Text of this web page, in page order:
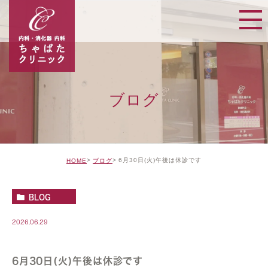
ブログ
HOME ブログ 6月30日(火)午後は休診です
BLOG
2026.06.29
6月30日(火)午後は休診です